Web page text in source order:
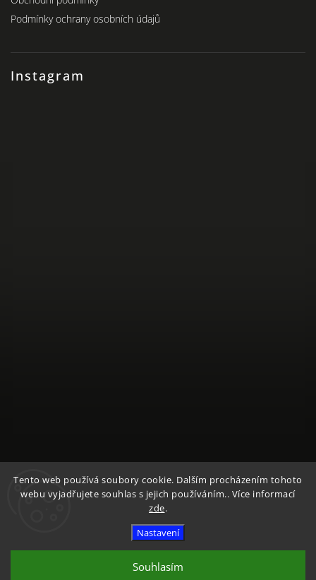
Tento web používá soubory cookie. Dalším procházením tohoto
webu vyjadřujete souhlas s jejich používáním.. Více informací
zde.
Nastavení
Souhlasím
Instagram
Sledovat na Instagramu
Podmínky ochrany osobních údajů
vyhrazena.